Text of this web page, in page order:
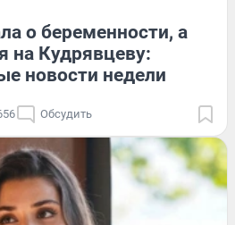
о беременности, а
на Кудрявцеву:
новости недели
Обсудить